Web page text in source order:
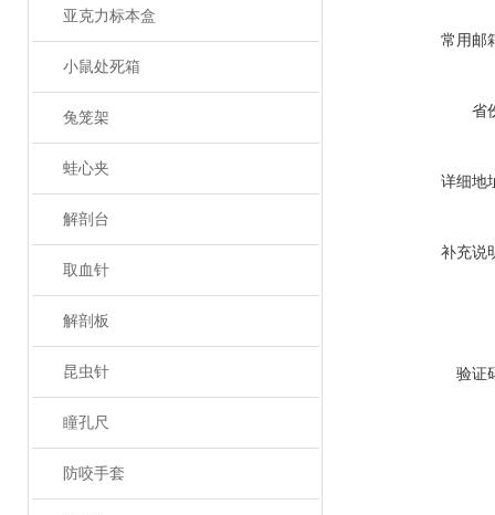
亚克力标本盒
小鼠处死箱
兔笼架
蛙心夹
解剖台
取血针
解剖板
昆虫针
瞳孔尺
防咬手套
常用邮
省
详细地
补充说
验证